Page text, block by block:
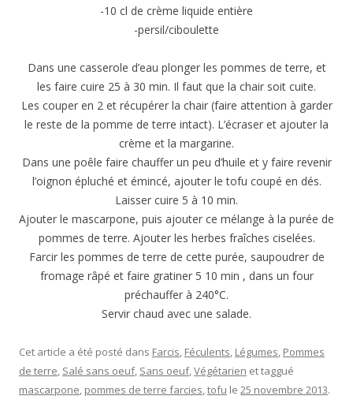
-10 cl de crème liquide entière
-persil/ciboulette
Dans une casserole d’eau plonger les pommes de terre, et
les faire cuire 25 à 30 min. Il faut que la chair soit cuite.
Les couper en 2 et récupérer la chair (faire attention à garder
le reste de la pomme de terre intact). L’écraser et ajouter la
crème et la margarine.
Dans une poêle faire chauffer un peu d’huile et y faire revenir
l’oignon épluché et émincé, ajouter le tofu coupé en dés.
Laisser cuire 5 à 10 min.
Ajouter le mascarpone, puis ajouter ce mélange à la purée de
pommes de terre. Ajouter les herbes fraîches ciselées.
Farcir les pommes de terre de cette purée, saupoudrer de
fromage râpé et faire gratiner 5 10 min , dans un four
préchauffer à 240°C.
Servir chaud avec une salade.
Cet article a été posté dans Farcis, Féculents, Légumes, Pommes
de terre, Salé sans oeuf, Sans oeuf,Végétarien et taggué
mascarpone, pommes de terre farcies,tofu le 25 novembre 2013.